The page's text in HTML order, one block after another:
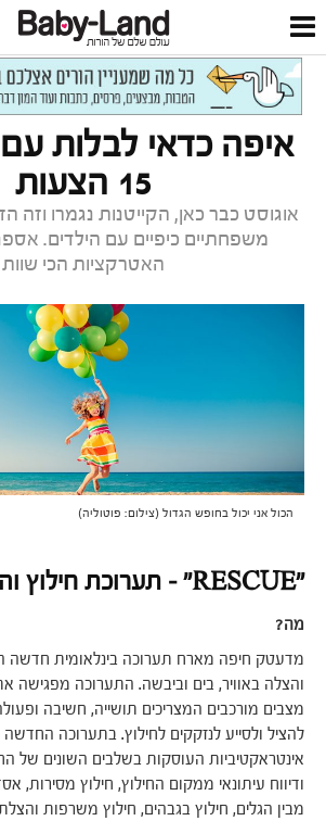
אטרקציות ובילויים
איפה כדאי לבלות
15 הצעות
אוגוסט כבר כאן, הקייטנות נגמרו וזה
משפחתיים כיפיים עם הילדים.
האטרקציות הכי שוות
הכול אני יכול בחופש הגדול (צילום: פוטוליה)
"RESCUE" – תערוכת חילוץ והצלה חדשה
מה?
מדעטק חיפה מארח תערוכה בינלאומית חדשה
והצלה באוויר, בים וביבשה. התערוכה מפגישה
מצבים מורכבים המצריכים תושייה, חשיבה
אינטראקטיביות העוסקות בשלבים השונים של
ודיווח עיתונאי ממקום החילוץ, חילוץ מסירות,
מבין הגלים, חילוץ בגבהים, חילוץ משרפות